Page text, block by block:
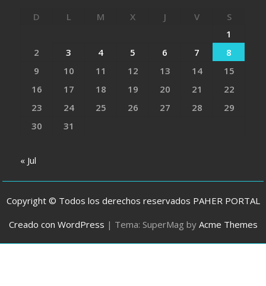
D L M X J V
S
1
2
3 4 5 6 7
8
9
10 11 12 13 14
15
16
17 18 19 20 21
22
23
24 25 26 27 28
29
30
31
« Jul
Copyright © Todos los derechos reservados PAHER PORTAL
Creado con WordPress | Tema: SuperMag by Acme Themes